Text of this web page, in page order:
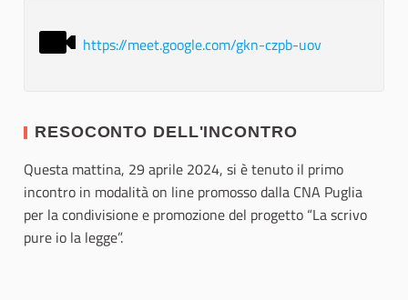
https://meet.google.com/gkn-czpb-uov
RESOCONTO DELL'INCONTRO
Questa mattina, 29 aprile 2024, si è tenuto il primo
incontro in modalità on line promosso dalla CNA Puglia
per la condivisione e promozione del progetto “La scrivo
pure io la legge”.